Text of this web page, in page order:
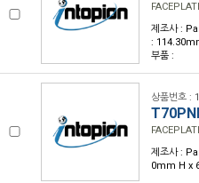
제조사 :
:
부품 :
상품번호 :
제조사 :
0mm H x